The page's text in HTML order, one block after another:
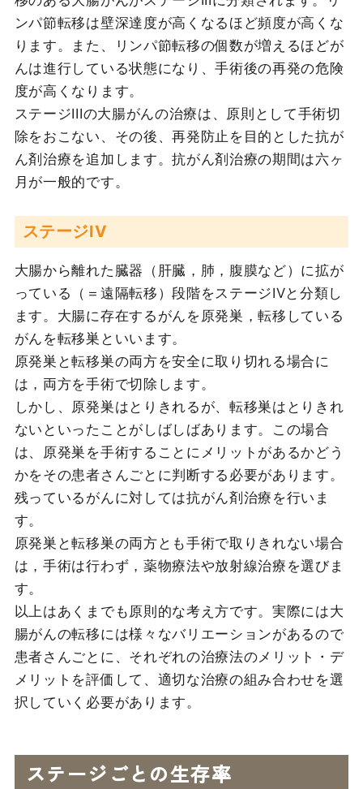
ンパ節転移は壁深達度が高くなるほど頻度が高くな
ります。また、リンパ節転移の個数が増えるほどが
んは進行している状態になり、手術後の再発の危険
度が高くなります。
ステージIIIの大腸がんの治療は、原則として手術切
除をおこない、その後、再発防止を目的とした抗が
ん剤治療を追加します。抗がん剤治療の期間は六ヶ
月が一般的です。
ステージIV
大腸から離れた臓器（肝臓，肺，腹膜など）に拡が
っている（＝遠隔転移）段階をステージIVと分類し
ます。大腸に存在するがんを原発巣，転移している
がんを転移巣といいます。
原発巣と転移巣の両方を安全に取り切れる場合に
は，両方を手術で切除します。
しかし、原発巣はとりきれるが、転移巣はとりきれ
ないといったことがしばしばあります。この場合
は、原発巣を手術することにメリットがあるかどう
かをその患者さんごとに判断する必要があります。
残っているがんに対しては抗がん剤治療を行いま
す。
原発巣と転移巣の両方とも手術で取りきれない場合
は，手術は行わず，薬物療法や放射線治療を選びま
す。
以上はあくまでも原則的な考え方です。実際には大
腸がんの転移には様々なバリエーションがあるので
患者さんごとに、それぞれの治療法のメリット・デ
メリットを評価して、適切な治療の組み合わせを選
択していく必要があります。
ステージごとの生存率